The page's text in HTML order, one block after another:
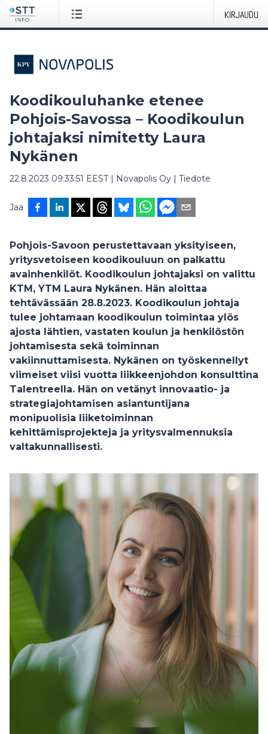
KIRJAUDU
Koodikouluhanke etenee
Pohjois-Savossa – Koodikoulun
johtajaksi nimitetty Laura
Nykänen
22.8.2023 09:33:51 EEST| Novapolis Oy | Tiedote
Jaa
Pohjois-Savoon perustettavaan yksityiseen,
yritysvetoiseen koodikouluun on palkattu
avainhenkilöt. Koodikoulun johtajaksi on valittu
KTM, YTM Laura Nykänen. Hän aloittaa
tehtävässään 28.8.2023. Koodikoulun johtaja
tulee johtamaan koodikoulun toimintaa ylös
ajosta lähtien, vastaten koulun ja henkilöstön
johtamisesta sekä toiminnan
vakiinnuttamisesta. Nykänen on työskennellyt
viimeiset viisi vuotta liikkeenjohdon konsulttina
Talentreella. Hän on vetänyt innovaatio- ja
strategiajohtamisen asiantuntijana
monipuolisia liiketoiminnan
kehittämisprojekteja ja yritysvalmennuksia
valtakunnallisesti.